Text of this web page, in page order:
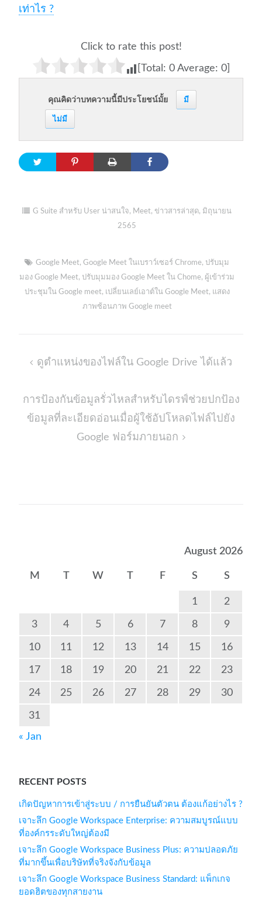
เท่าไร ?
Click to rate this post!
[Total: 0Average: 0]
คุณคิดว่าบทความนี้มีประโยชน์มั้ย มี
ไม่มี
G Suite สำหรับ User น่าสนใจ, Meet,ข่าวสารล่าสุด, มิถุนายน
2565
Google Meet,Google Meet ในเบราว์เซอร์ Chrome, ปรับมุม
มอง Google Meet, ปรับมุมมอง Google Meet ใน Chome, ผู้เข้าร่วม
ประชุมใน Google meet, เปลี่ยนเลย์เอาต์ใน Google Meet, แสดง
ภาพซ้อนภาพ Google meet
Postดูตำแหน่งของไฟล์ใน Google Drive ได้แล้ว
การป้องกันข้อมูลรั่วไหลสำหรับไดรฟ์ช่วยปกป้อง
ข้อมูลที่ละเอียดอ่อนเมื่อผู้ใช้อัปโหลดไฟล์ไปยัง
Google ฟอร์มภายนอก
August 2026
M T W T F S S
1 2
3 4 5 6 7 8 9
10 11 12 13 14 15 16
17 18 19 20 21 22 23
24 25 26 27 28 29 30
31
« Jan
RECENT POSTS
เกิดปัญหาการเข้าสู่ระบบ / การยืนยันตัวตน ต้องแก้อย่างไร ?
เจาะลึก Google Workspace Enterprise: ความสมบูรณ์แบบ
ที่องค์กรระดับใหญ่ต้องมี
เจาะลึก Google Workspace Business Plus: ความปลอดภัย
ที่มากขึ้นเพื่อบริษัทที่จริงจังกับข้อมูล
เจาะลึก Google Workspace Business Standard: แพ็กเกจ
ยอดฮิตของทุกสายงาน